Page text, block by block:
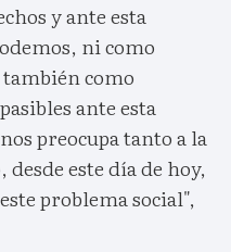
y ante esta
ni como
como
ante esta
preocupa tanto a la
desde este día de hoy,
problema social",